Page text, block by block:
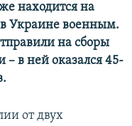
находится на
Украине военным.
на сборы
в ней оказался 45-
от двух